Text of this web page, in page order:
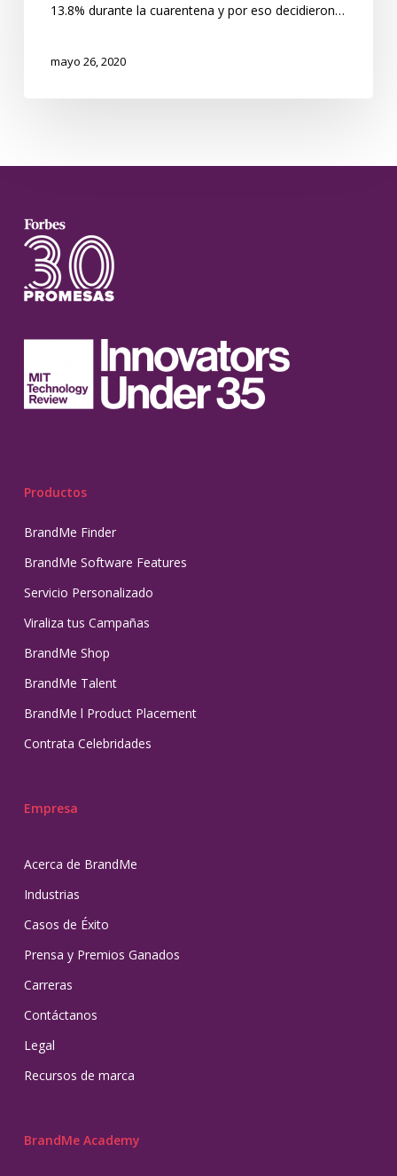
13.8% durante la cuarentena y por eso decidieron…
mayo 26, 2020
Productos
BrandMe Finder
BrandMe Software Features
Servicio Personalizado
Viraliza tus Campañas
BrandMe Shop
BrandMe Talent
BrandMe l Product Placement
Contrata Celebridades
Empresa
Acerca de BrandMe
Industrias
Casos de Éxito
Prensa y Premios Ganados
Carreras
Contáctanos
Legal
Recursos de marca
BrandMe Academy